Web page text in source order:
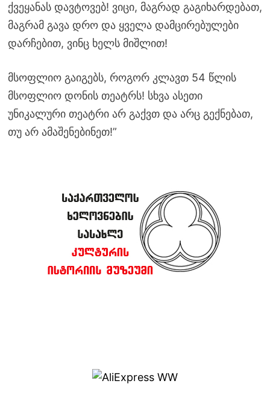
ქვეყანას დავტოვებ! ვიცი, მაგრად გაგიხარდებათ,
მაგრამ გავა დრო და ყველა დამცირებულები
დარჩებით, ვინც ხელს მიშლით!
მსოფლიო გაიგებს, როგორ კლავთ 54 წლის
მსოფლიო დონის თეატრს! სხვა ასეთი
უნიკალური თეატრი არ გაქვთ და არც გექნებათ,
თუ არ ამაშენებინეთ!”